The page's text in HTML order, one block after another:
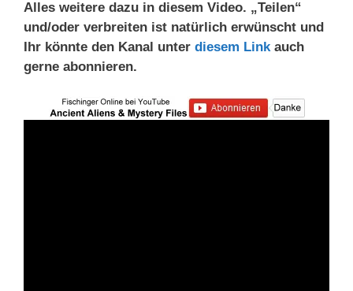
Alles weitere dazu in diesem Video. „Teilen“
und/oder verbreiten ist natürlich erwünscht und
Ihr könnte den Kanal unter diesem Link auch
gerne abonnieren.